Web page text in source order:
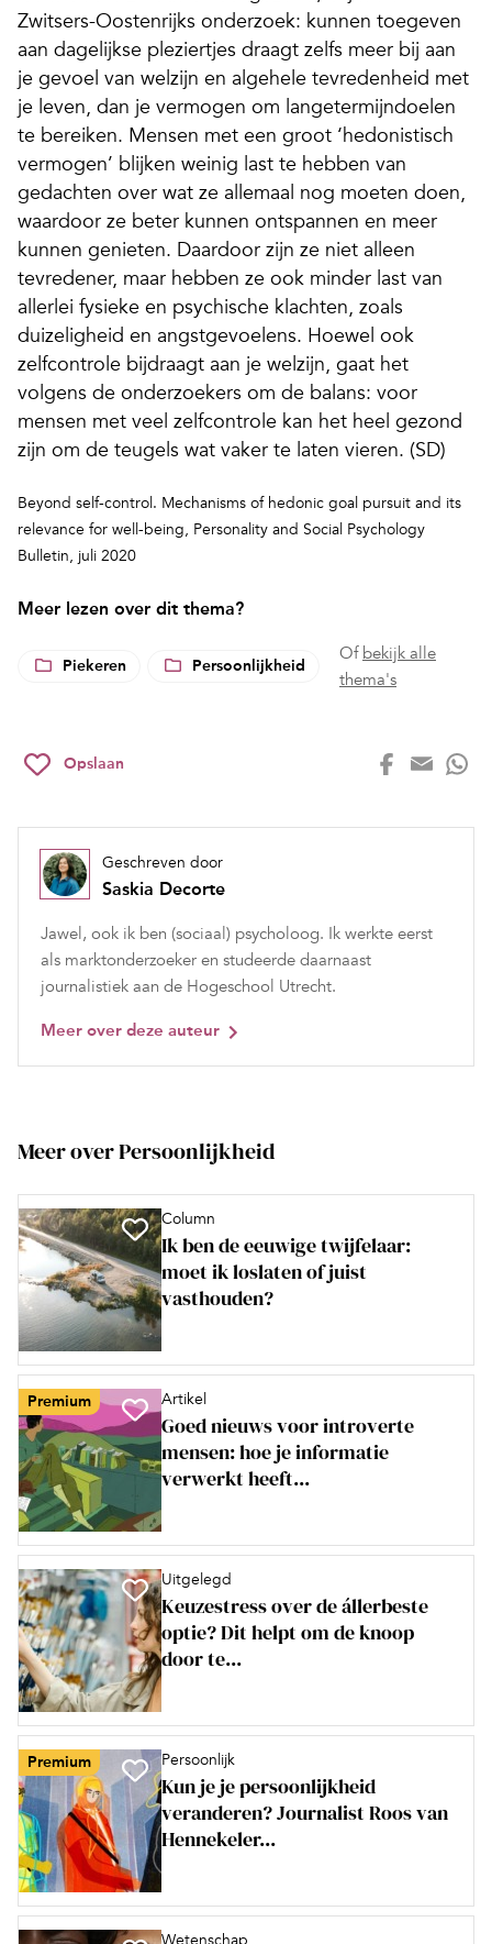
Zwitsers-Oostenrijks onderzoek: kunnen toegeven
aan dagelijkse pleziertjes draagt zelfs meer bij aan
je gevoel van welzijn en algehele tevredenheid met
je leven, dan je vermogen om langetermijndoelen
te bereiken. Mensen met een groot ‘hedonistisch
vermogen’ blijken weinig last te hebben van
gedachten over wat ze allemaal nog moeten doen,
waardoor ze beter kunnen ontspannen en meer
kunnen genieten. Daardoor zijn ze niet alleen
tevredener, maar hebben ze ook minder last van
allerlei fysieke en psychische klachten, zoals
duizeligheid en angstgevoelens. Hoewel ook
zelfcontrole bijdraagt aan je welzijn, gaat het
volgens de onderzoekers om de balans: voor
mensen met veel zelfcontrole kan het heel gezond
zijn om de teugels wat vaker te laten vieren. (SD)
Beyond self-control. Mechanisms of hedonic goal pursuit and its
relevance for well-being, Personality and Social Psychology
Bulletin, juli 2020
Meer lezen over dit thema?
Piekeren Persoonlijkheid
Of bekijk alle
thema's
Opslaan
Geschreven door
Saskia Decorte
Jawel, ook ik ben (sociaal) psycholoog. Ik werkte eerst
als marktonderzoeker en studeerde daarnaast
journalistiek aan de Hogeschool Utrecht.
Meer over deze auteur
Meer over Persoonlijkheid
Column
Ik ben de eeuwige twijfelaar:
moet ik loslaten of juist
vasthouden?
Premium Artikel
Goed nieuws voor introverte
mensen: hoe je informatie
verwerkt heeft...
Uitgelegd
Keuzestress over de állerbeste
optie? Dit helpt om de knoop
door te...
Premium Persoonlijk
Kun je je persoonlijkheid
veranderen? Journalist Roos van
Hennekeler...